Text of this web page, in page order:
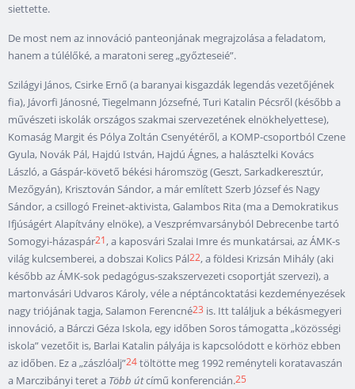
siettette.
De most nem az innováció panteonjának megrajzolása a feladatom,
hanem a túlélőké, a maratoni sereg „győzteseié”.
Szilágyi János, Csirke Ernő (a baranyai kisgazdák legendás vezetőjének
fia), Jávorfi Jánosné, Tiegelmann Józsefné, Turi Katalin Pécsről (később a
művészeti iskolák országos szakmai szervezetének elnökhelyettese),
Komaság Margit és Pólya Zoltán Csenyétéről, a KOMP-csoportból Czene
Gyula, Novák Pál, Hajdú István, Hajdú Ágnes, a halásztelki Kovács
László, a Gáspár-követő békési háromszög (Geszt, Sarkadkeresztúr,
Mezőgyán), Krisztován Sándor, a már említett Szerb József és Nagy
Sándor, a csillogó Freinet-aktivista, Galambos Rita (ma a Demokratikus
Ifjúságért Alapítvány elnöke), a Veszprémvarsányból Debrecenbe tartó
Somogyi-házaspár21, a kaposvári Szalai Imre és munkatársai, az ÁMK-s
világ kulcsemberei, a dobszai Kolics Pál22, a földesi Krizsán Mihály (aki
később az ÁMK-sok pedagógus-szakszervezeti csoportját szervezi), a
martonvásári Udvaros Károly, véle a néptáncoktatási kezdeményezések
nagy triójának tagja, Salamon Ferencné23 is. Itt találjuk a békásmegyeri
innováció, a Bárczi Géza Iskola, egy időben Soros támogatta „közösségi
iskola” vezetőit is, Barlai Katalin pályája is kapcsolódott e körhöz ebben
az időben. Ez a „zászlóalj”24töltötte meg 1992 reményteli koratavaszán
a Marczibányi teret a Több útcímű konferencián.25